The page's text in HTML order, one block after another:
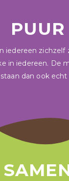
PUUR
iedereen zichzelf
in iedereen. De
dan ook echt